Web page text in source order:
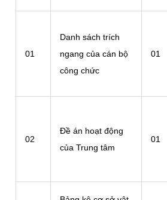
01
Danh sách trích
ngang của cán bộ
công chức
01
02
Đề án hoạt động
của Trung tâm
01